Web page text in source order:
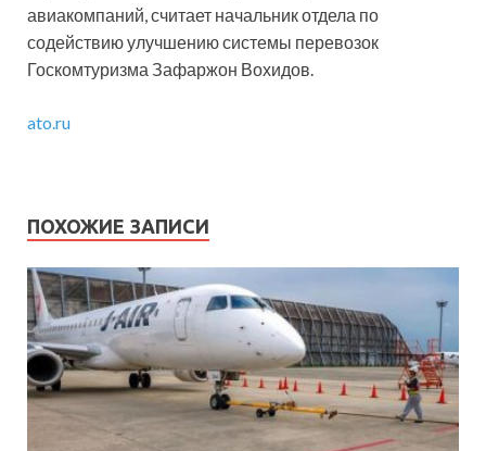
авиакомпаний, считает начальник отдела по
содействию улучшению системы перевозок
Госкомтуризма Зафаржон Вохидов.
ato.ru
ПОХОЖИЕ ЗАПИСИ